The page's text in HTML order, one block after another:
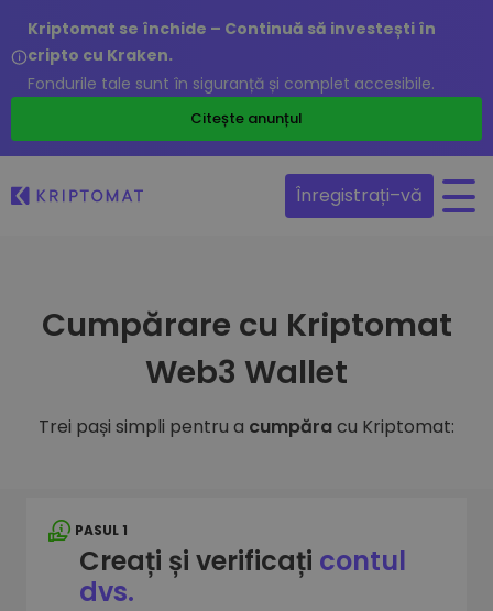
Kriptomat se închide – Continuă să investești în
cripto cu Kraken.
Fondurile tale sunt în siguranță și complet accesibile.
Citește anunțul
Înregistrați–vă
Cumpărare cu Kriptomat
Web3 Wallet
Trei pași simpli pentru a cumpăracu Kriptomat:
PASUL 1
Creați și verificați contul
dvs.